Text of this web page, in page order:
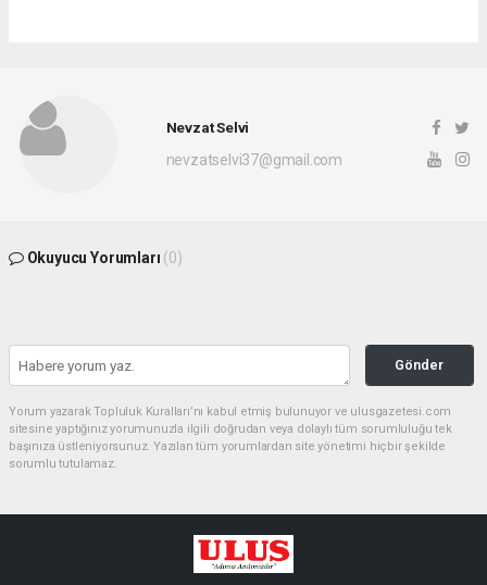
Nevzat Selvi
nevzatselvi37@gmail.com
Okuyucu Yorumları (0)
Gönder
Yorum yazarak Topluluk Kuralları’nı kabul etmiş bulunuyor ve ulusgazetesi.com
sitesine yaptığınız yorumunuzla ilgili doğrudan veya dolaylı tüm sorumluluğu tek
başınıza üstleniyorsunuz. Yazılan tüm yorumlardan site yönetimi hiçbir şekilde
sorumlu tutulamaz.